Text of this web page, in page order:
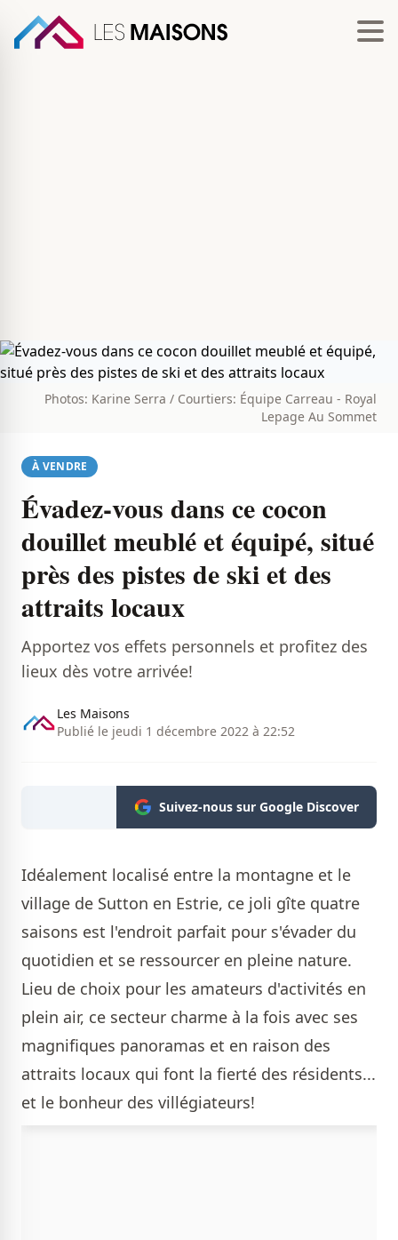
Photos: Karine Serra / Courtiers: Équipe Carreau - Royal
Lepage Au Sommet
À VENDRE
Évadez-vous dans ce cocon
douillet meublé et équipé, situé
près des pistes de ski et des
attraits locaux
Apportez vos effets personnels et profitez des
lieux dès votre arrivée!
Les Maisons
Publié le jeudi 1 décembre 2022 à 22:52
Suivez-nous sur Google Discover
Idéalement localisé entre la montagne et le
village de Sutton en Estrie, ce joli gîte quatre
saisons est l'endroit parfait pour s'évader du
quotidien et se ressourcer en pleine nature.
Lieu de choix pour les amateurs d'activités en
plein air, ce secteur charme à la fois avec ses
magnifiques panoramas et en raison des
attraits locaux qui font la fierté des résidents...
et le bonheur des villégiateurs!